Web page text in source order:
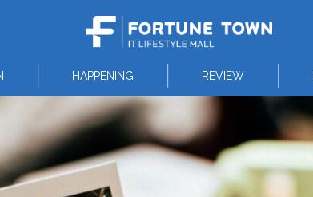
HAPPENING REVIEW